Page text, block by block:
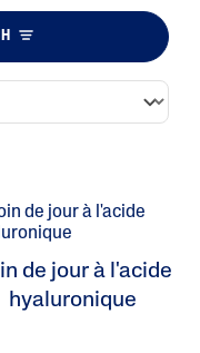
de jour à l'acide
hyaluronique